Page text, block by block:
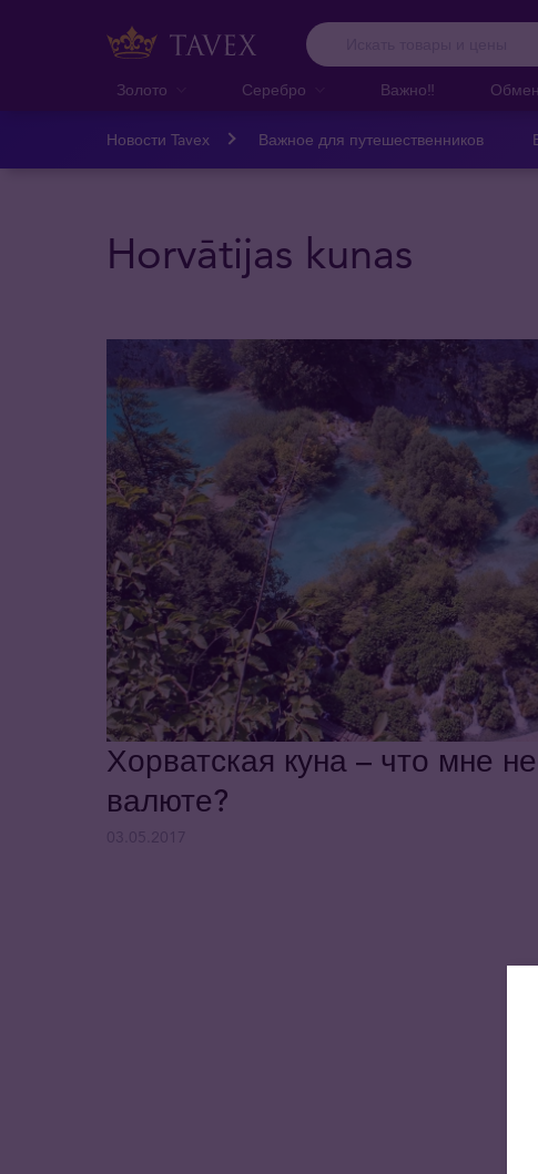
Золото Серебро Важно‼️
Новости Tavex Важное для путешественников
Horvātijas kunas
Хорватская куна – что мне
валюте?